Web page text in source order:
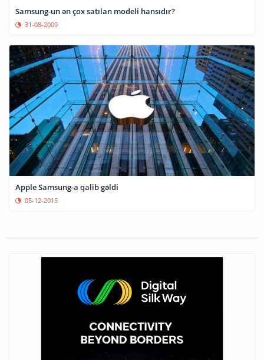
Samsung-un ən çox satılan modeli hansıdır?
31-08-2009
Apple Samsung-a qalib gəldi
05-12-2015